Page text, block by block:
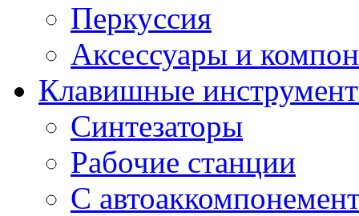
Перкуссия
Аксессуары и
Клавишные
Синтезаторы
Рабочие станции
С